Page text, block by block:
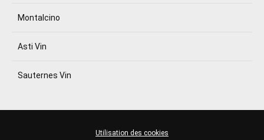
Montalcino
Asti Vin
Sauternes Vin
Utilisation des cookies